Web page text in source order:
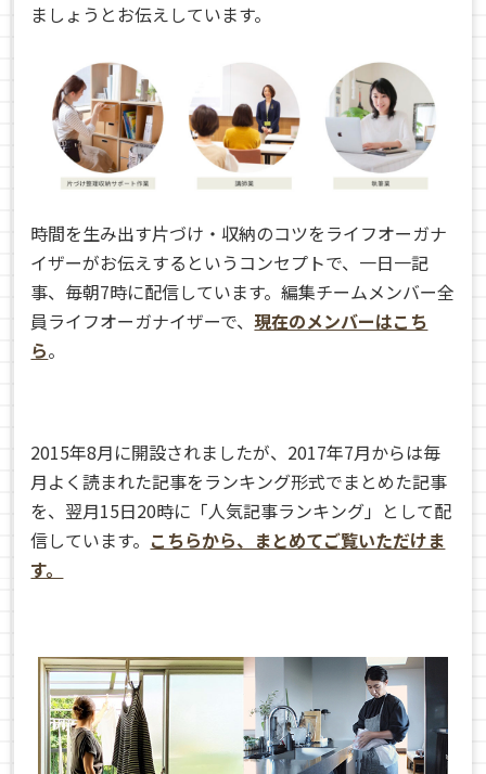
ましょうとお伝えしています。
時間を生み出す片づけ・収納のコツをライフオーガナ
イザーがお伝えするというコンセプトで、一日一記
事、毎朝7時に配信しています。編集チームメンバー全
員ライフオーガナイザーで、現在のメンバーはこち
ら。
2015年8月に開設されましたが、2017年7月からは毎
月よく読まれた記事をランキング形式でまとめた記事
を、翌月15日20時に「人気記事ランキング」として配
信しています。 こちらから、まとめてご覧いただけま
す。